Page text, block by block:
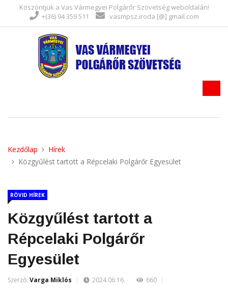
Köszöntjük a Vas Vármegyei Polgárőr Szövetség weboldalán!
+(36) 94 359 511
vasmpsz.iroda [@] gmail.com
Kezdőlap
Hírek
Közgyűlést tartott a Répcelaki Polgárőr Egyesület
RÖVID HÍREK
Közgyűlést tartott a
Répcelaki Polgárőr
Egyesület
Szerző: Varga Miklós 2024.06.16. 660